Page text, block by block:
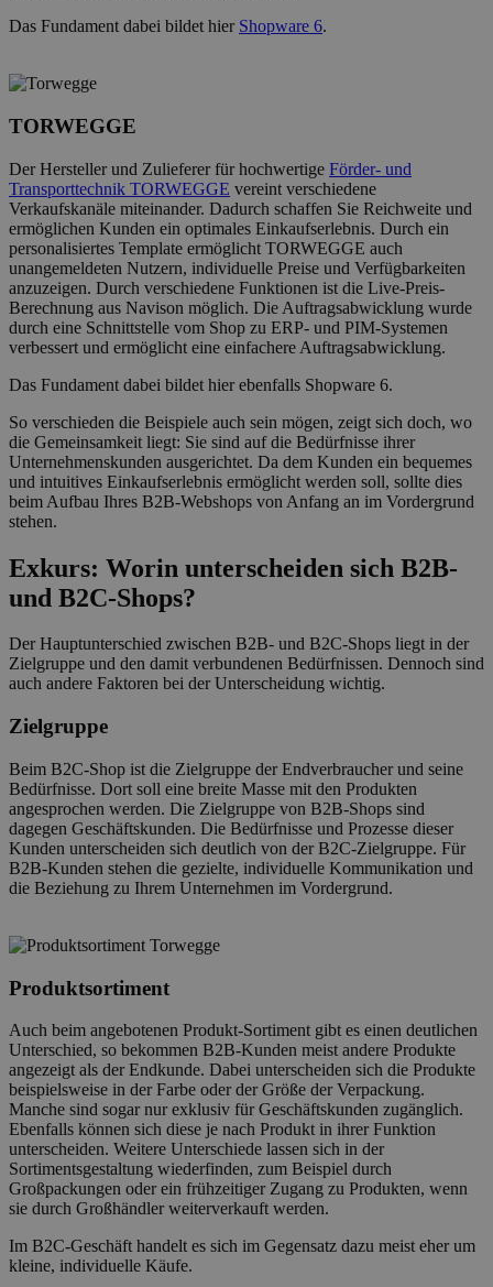
Das Fundament dabei bildet hier Shopware 6.
TORWEGGE
Der Hersteller und Zulieferer für hochwertige Förder- und
Transporttechnik TORWEGGE vereint verschiedene
Verkaufskanäle miteinander. Dadurch schaffen Sie Reichweite und
ermöglichen Kunden ein optimales Einkaufserlebnis. Durch ein
personalisiertes Template ermöglicht TORWEGGE auch
unangemeldeten Nutzern, individuelle Preise und Verfügbarkeiten
anzuzeigen. Durch verschiedene Funktionen ist die Live-Preis-
Berechnung aus Navison möglich. Die Auftragsabwicklung wurde
durch eine Schnittstelle vom Shop zu ERP- und PIM-Systemen
verbessert und ermöglicht eine einfachere Auftragsabwicklung.
Das Fundament dabei bildet hier ebenfalls Shopware 6.
So verschieden die Beispiele auch sein mögen, zeigt sich doch, wo
die Gemeinsamkeit liegt: Sie sind auf die Bedürfnisse ihrer
Unternehmenskunden ausgerichtet. Da dem Kunden ein bequemes
und intuitives Einkaufserlebnis ermöglicht werden soll, sollte dies
beim Aufbau Ihres B2B-Webshops von Anfang an im Vordergrund
stehen.
Exkurs: Worin unterscheiden sich B2B-
und B2C-Shops?
Der Hauptunterschied zwischen B2B- und B2C-Shops liegt in der
Zielgruppe und den damit verbundenen Bedürfnissen. Dennoch sind
auch andere Faktoren bei der Unterscheidung wichtig.
Zielgruppe
Beim B2C-Shop ist die Zielgruppe der Endverbraucher und seine
Bedürfnisse. Dort soll eine breite Masse mit den Produkten
angesprochen werden. Die Zielgruppe von B2B-Shops sind
dagegen Geschäftskunden. Die Bedürfnisse und Prozesse dieser
Kunden unterscheiden sich deutlich von der B2C-Zielgruppe. Für
B2B-Kunden stehen die gezielte, individuelle Kommunikation und
die Beziehung zu Ihrem Unternehmen im Vordergrund.
Produktsortiment
Auch beim angebotenen Produkt-Sortiment gibt es einen deutlichen
Unterschied, so bekommen B2B-Kunden meist andere Produkte
angezeigt als der Endkunde. Dabei unterscheiden sich die Produkte
beispielsweise in der Farbe oder der Größe der Verpackung.
Manche sind sogar nur exklusiv für Geschäftskunden zugänglich.
Ebenfalls können sich diese je nach Produkt in ihrer Funktion
unterscheiden. Weitere Unterschiede lassen sich in der
Sortimentsgestaltung wiederfinden, zum Beispiel durch
Großpackungen oder ein frühzeitiger Zugang zu Produkten, wenn
sie durch Großhändler weiterverkauft werden.
Im B2C-Geschäft handelt es sich im Gegensatz dazu meist eher um
kleine, individuelle Käufe.